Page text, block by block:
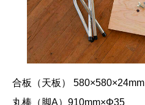
合板（天板） 580×580×24mm
丸棒（脚A）910mm×Φ35